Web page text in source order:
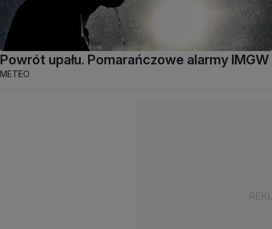
Powrót upału. Pomarańczowe alarmy IMGW
METEO